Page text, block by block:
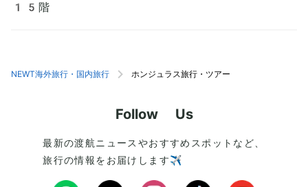
15階
NEWT海外旅行・国内旅行 ホンジュラス旅行・ツアー
Follow Us
最新の渡航ニュースやおすすめスポットなど、
旅行の情報をお届けします✈️